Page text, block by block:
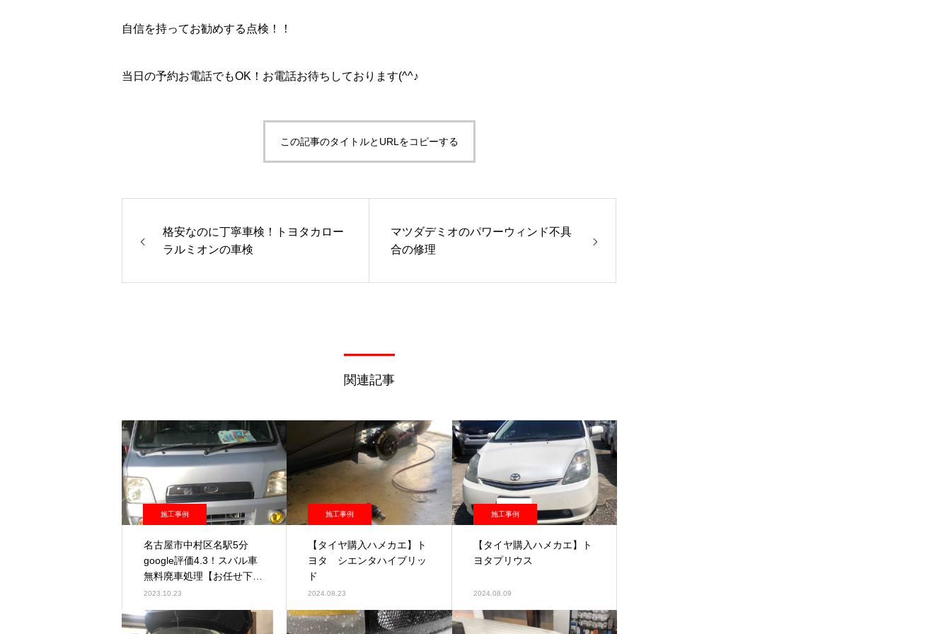
自信を持ってお勧めする点検！！
当日の予約お電話でもOK！お電話お待ちしております(^^♪
この記事のタイトルとURLをコピーする
格安なのに丁寧車検！トヨタカロー
ラルミオンの車検
マツダデミオのパワーウィンド不具
合の修理
関連記事
施工事例
名古屋市中村区名駅5分
google評価4.3！スバル車
無料廃車処理【お任せ下さ
い！】
2023.10.23
施工事例
【タイヤ購入ハメカエ】ト
ヨタ シエンタハイブリッ
ド
2024.08.23
施工事例
【タイヤ購入ハメカエ】ト
ヨタプリウス
2024.08.09